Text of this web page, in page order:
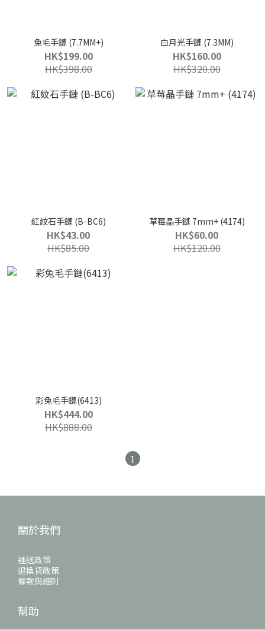
兔毛手鏈 (7.7MM+)
HK$199.00
HK$398.00
白月光手鏈 (7.3MM)
HK$160.00
HK$320.00
紅紋石手鏈 (B-BC6)
HK$43.00
HK$85.00
草莓晶手鏈 7mm+ (4174)
HK$60.00
HK$120.00
彩兔毛手鏈(6413)
HK$444.00
HK$888.00
1
關於我們
運送政策
退換貨政策
條款與細則
幫助